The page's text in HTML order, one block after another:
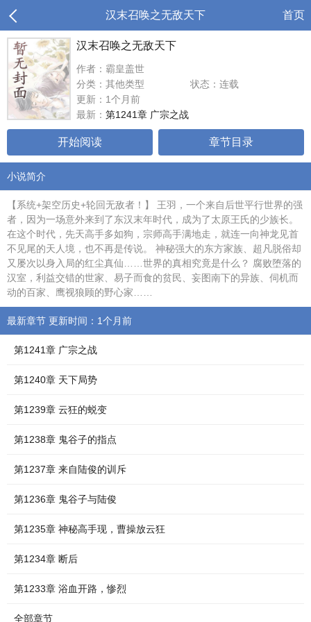
汉末召唤之无敌天下 首页
汉末召唤之无敌天下
作者：霸皇盖世
分类：其他类型
状态：连载
更新：1个月前
最新： 第1241章 广宗之战
开始阅读 章节目录
小说简介
【系统+架空历史+轮回无敌者！】 王羽，一个来自后世平行世界的强
者，因为一场意外来到了东汉末年时代，成为了太原王氏的少族长。
在这个时代，先天高手多如狗，宗师高手满地走，就连一向神龙见首
不见尾的天人境，也不再是传说。 神秘强大的东方家族、超凡脱俗却
又屡次以身入局的红尘真仙……世界的真相究竟是什么？ 腐败堕落的
汉室，利益交错的世家、易子而食的贫民、妄图南下的异族、伺机而
动的百家、鹰视狼顾的野心家……
最新章节 更新时间：1个月前
第1241章 广宗之战
第1240章 天下局势
第1239章 云狂的蜕变
第1238章 鬼谷子的指点
第1237章 来自陆俊的训斥
第1236章 鬼谷子与陆俊
第1235章 神秘高手现，曹操放云狂
第1234章 断后
第1233章 浴血开路，惨烈
全部章节